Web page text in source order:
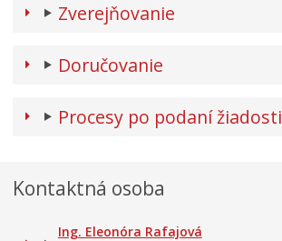
Zverejňovanie
Doručovanie
Procesy po podaní žiadosti
Kontaktná osoba
Ing. Eleonóra Rafajová